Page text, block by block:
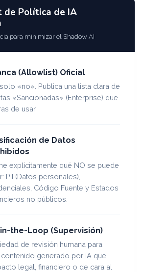
de Política de IA
para minimizar el Shadow AI
(Allowlist) Oficial
«no». Publica una lista clara de
«Sancionadas» (Enterprise) que
de usar.
de Datos
explícitamente qué NO se puede
PII (Datos personales),
Código Fuente y Estados
no públicos.
the-Loop (Supervisión)
de revisión humana para
generado por IA que
legal, financiero o de cara al